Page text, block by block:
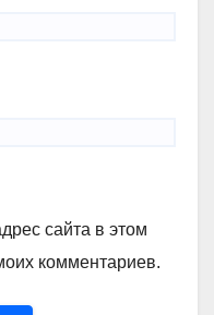
сайта в этом
комментариев.